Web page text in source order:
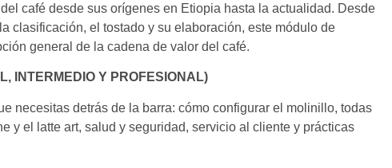
café desde sus orígenes en Etiopia hasta la actualidad. Desde
clasificación, el tostado y su elaboración, este módulo de
general de la cadena de valor del café.
INTERMEDIO Y PROFESIONAL)
necesitas detrás de la barra: cómo configurar el molinillo, todas
y el latte art, salud y seguridad, servicio al cliente y prácticas